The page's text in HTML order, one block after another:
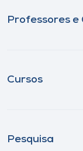
Professores
Cursos
Pesquisa